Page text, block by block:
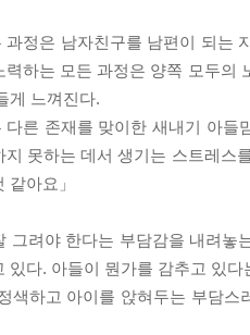
과정은 남자친구를 남편이 되는
력하는 모든 과정은 양쪽 모두의
게 느껴진다.
다른 존재를 맞이한 새내기 아
지 못하는 데서 생기는 스트레스
같아요」
그려야 한다는 부담감을 내려
있다. 아들이 뭔가를 감추고 있
색하고 아이를 앉혀두는 부담